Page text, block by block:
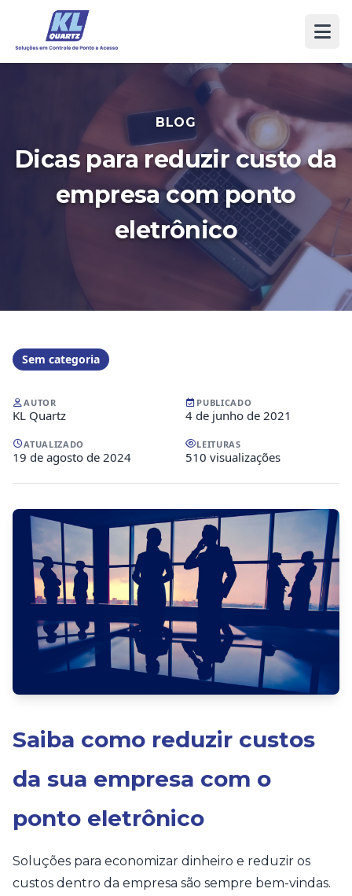
BLOG
Dicas para reduzir custo da
empresa com ponto
eletrônico
Sem categoria
AUTOR
KL Quartz
PUBLICADO
4 de junho de 2021
ATUALIZADO
19 de agosto de 2024
LEITURAS
510 visualizações
Saiba como reduzir custos
da sua empresa com o
ponto eletrônico
Soluções para economizar dinheiro e reduzir os
custos dentro da empresa são sempre bem-vindas.